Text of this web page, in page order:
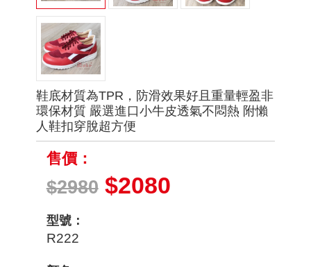
鞋底材質為TPR，防滑效果好且重量輕盈非
環保材質 嚴選進口小牛皮透氣不悶熱 附懶
人鞋扣穿脫超方便
售價：
$2980$2080
型號：
R222